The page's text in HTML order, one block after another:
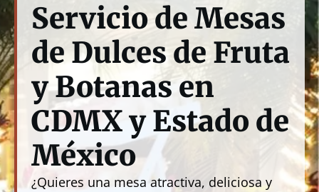
Servicio de Mesas
de Dulces de Fruta
y Botanas en
CDMX y Estado de
México
¿Quieres una mesa atractiva, deliciosa y